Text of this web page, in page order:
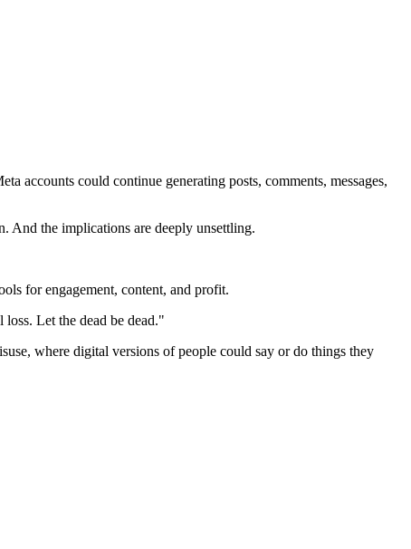
accounts could continue generating posts, comments, messages,
And the implications are deeply unsettling.
for engagement, content, and profit.
Let the dead be dead."
where digital versions of people could say or do things they